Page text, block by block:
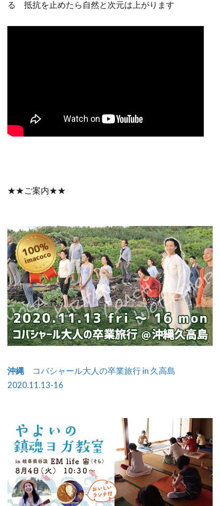
る 抵抗を止めたら自然と次元は上がります
★★ご案内★★
沖縄 コバシャール大人の卒業旅行 in 久高島
2020.11.13-16